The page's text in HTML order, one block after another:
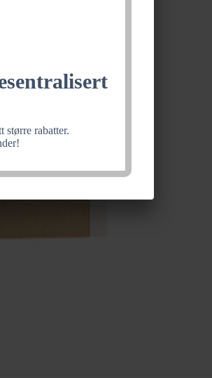
større rabatter.